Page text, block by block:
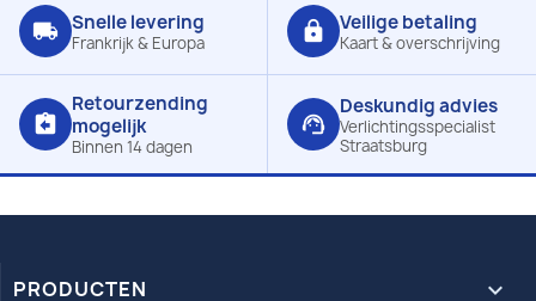
local_shipping Snelle levering
Frankrijk & Europa lock Veilige betaling
Kaart & overschrijving
assignment_return
Retourzending
mogelijk
Binnen 14 dagen
support_agent
Deskundig advies
Verlichtingsspecialist
Straatsburg
PRODUCTEN 